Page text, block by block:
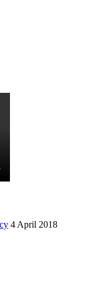
4 April 2018